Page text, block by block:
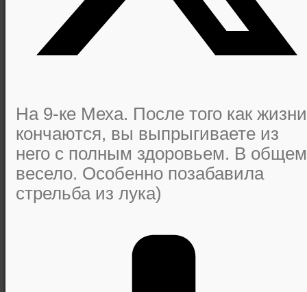
На 9-ке Меха. После того как жизни
кончаются, вы выпрыгиваете из
него с полным здоровьем. В общем
весело. Особенно позабавила
стрельба из лука)